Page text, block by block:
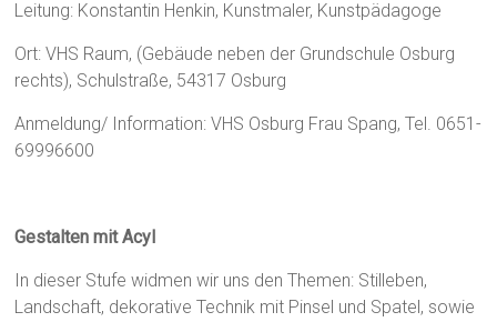
Leitung: Konstantin Henkin, Kunstmaler, Kunstpädagoge
Ort: VHS Raum, (Gebäude neben der Grundschule Osburg
rechts), Schulstraße, 54317 Osburg
Anmeldung/ Information: VHS Osburg Frau Spang, Tel. 0651-
69996600
Gestalten mit Acyl
In dieser Stufe widmen wir uns den Themen: Stilleben,
Landschaft, dekorative Technik mit Pinsel und Spatel, sowie